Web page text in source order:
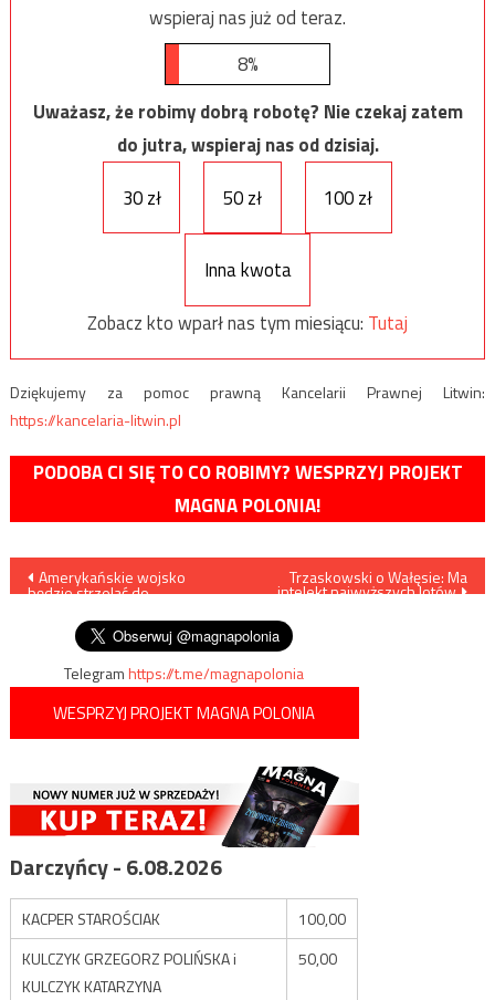
wspieraj nas już od teraz.
8%
Uważasz, że robimy dobrą robotę? Nie czekaj zatem
do jutra, wspieraj nas od dzisiaj.
30 zł
50 zł 100 zł
Inna kwota
Zobacz kto wparł nas tym miesiącu: Tutaj
Dziękujemy za pomoc prawną Kancelarii Prawnej Litwin:
https://kancelaria-litwin.pl
PODOBA CI SIĘ TO CO ROBIMY? WESPRZYJ PROJEKT
MAGNA POLONIA!
Nawigacja
wpisu
Amerykańskie wojsko
będzie strzelać do
Trzaskowski o Wałęsie: Ma
intelekt najwyższych lotów
Telegramhttps://t.me/magnapolonia
WESPRZYJ PROJEKT MAGNA POLONIA
Darczyńcy - 6.08.2026
KACPER STAROŚCIAK
100,00
KULCZYK GRZEGORZ POLIŃSKA i
KULCZYK KATARZYNA
50,00